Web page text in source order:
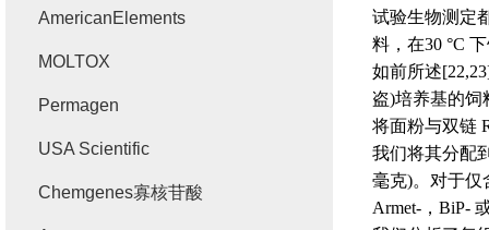
试验生物测定
料，在30 °C
如前所述
盗)培养基的饲
将面粉与双链
我们将其分配
毫克)。对于仅
Armet- ， BiP-
AmericanElements
MOLTOX
Permagen
USA Scientific
Chemgenes寡核苷酸